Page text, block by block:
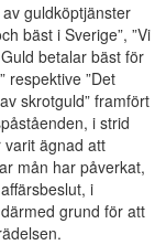
guldköptjänster
bäst i Sverige”, ”Vi
betalar bäst för
respektive ”Det
skrotguld” framfört
i strid
ägnad att
mån har påverkat,
i
grund för att